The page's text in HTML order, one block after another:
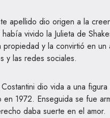
apellido dio origen a la
vivido la Julieta de
propiedad y la convirtió en
y las redes sociales.
dio vida a una
en 1972. Enseguida se fue
daba suerte en el amor.